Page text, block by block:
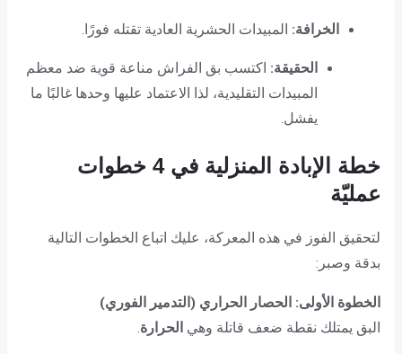
الخرافة: المبيدات الحشرية العادية تقتله فورًا.
الحقيقة: اكتسب بق الفراش مناعة قوية ضد معظم
المبيدات التقليدية، لذا الاعتماد عليها وحدها غالبًا ما
يفشل.
خطة الإبادة المنزلية في 4 خطوات
عمليّة
لتحقيق الفوز في هذه المعركة، عليك اتباع الخطوات التالية
بدقة وصبر:
الخطوة الأولى: الحصار الحراري (التدمير الفوري)
البق يمتلك نقطة ضعف قاتلة وهي الحرارة.